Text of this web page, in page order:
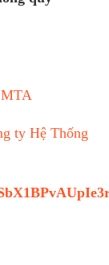
MTA
ty Hệ Thống